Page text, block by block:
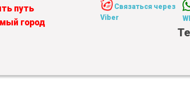
путь
город
Связаться через
Viber